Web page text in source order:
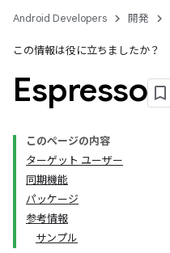
Android Developers 開発
この情報は役に立ちましたか？
Espresso
このページの内容
ターゲット ユーザー
同期機能
パッケージ
参考情報
サンプル